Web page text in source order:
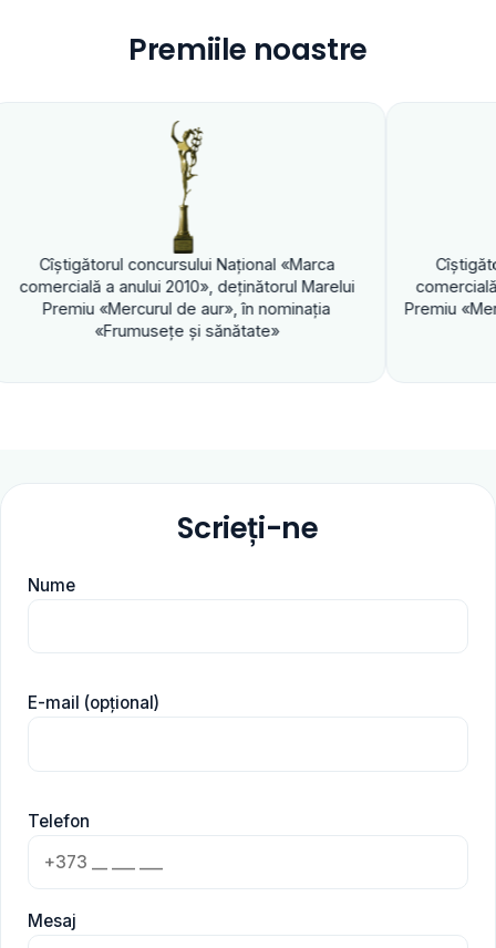
Premiile noastre
concursului Naţional «Marca
a anului 2010», deţinătorul Marelui
«Mercurul de aur», în nominaţia
«Frumuseţe şi sănătate»
Cîştigătorul
comercială a anului
Premiu «Mercurul de
Scrieți-ne
Nume
E-mail (opțional)
Telefon
Mesaj